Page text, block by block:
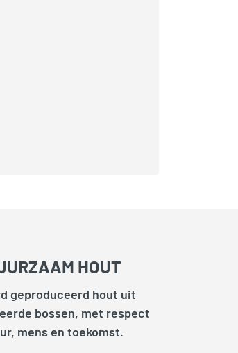
HOUT
geproduceerd hout uit
bossen, met respect
mens en toekomst.